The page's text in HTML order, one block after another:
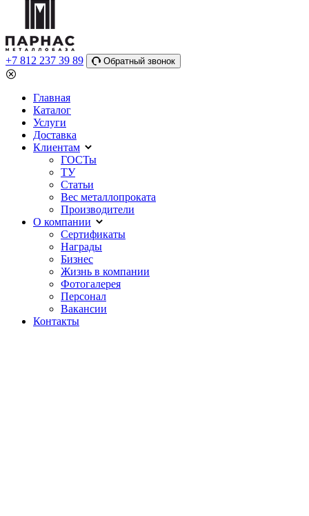
+7 812 237 39 89 Обратный звонок
Главная
Каталог
Услуги
Доставка
Клиентам
ГОСТы
ТУ
Статьи
Вес металлопроката
Производители
О компании
Сертификаты
Награды
Бизнес
Жизнь в компании
Фотогалерея
Персонал
Вакансии
Контакты